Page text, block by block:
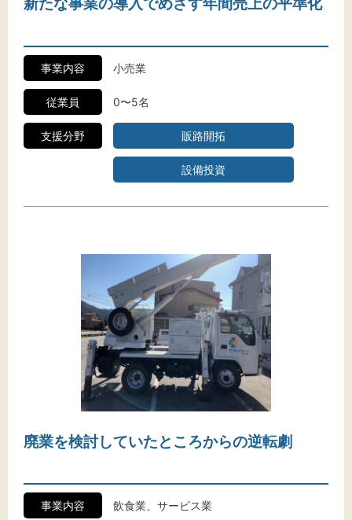
事業内容 小売業
従業員 0〜5名
支援分野 販路開拓
設備投資
廃業を検討していたところからの逆転劇
事業内容 飲食業、サービス業